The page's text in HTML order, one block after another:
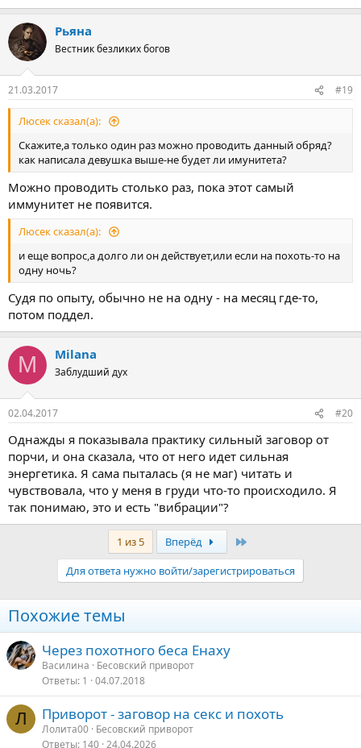
Рьяна
Вестник безликих богов
21.03.2017 #19
Люсек сказал(а):
Скажите,а только один раз можно проводить данный обряд?
как написала девушка выше-не будет ли имунитета?
Можно проводить столько раз, пока этот самый
иммунитет не появится.
Люсек сказал(а):
и еще вопрос,а долго ли он действует,или если на похоть-то на
одну ночь?
Судя по опыту, обычно не на одну - на месяц где-то,
потом поддел.
M Milana
Заблудший дух
02.04.2017 #20
Однажды я показывала практику сильный заговор от
порчи, и она сказала, что от него идет сильная
энергетика. Я сама пыталась (я не маг) читать и
чувствовала, что у меня в груди что-то происходило. Я
так понимаю, это и есть "вибрации"?
1 из 5 Вперёд
Для ответа нужно войти/зарегистрироваться
Похожие темы
Через похотного беса Енаху
Василина
Бесовский приворот
Ответы 1 04.07.2018
Л Приворот - заговор на секс и похоть
Лолита00 Бесовский приворот
Ответы 140 24.04.2026